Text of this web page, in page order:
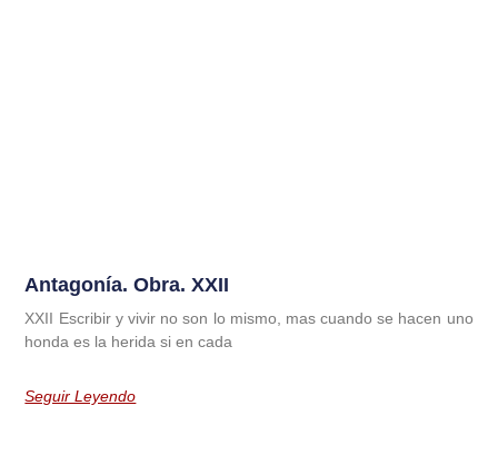
Antagonía. Obra. XXII
XXII Escribir y vivir no son lo mismo, mas cuando se hacen uno
honda es la herida si en cada
Seguir Leyendo